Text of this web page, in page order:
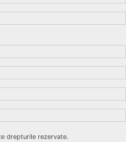
drepturile rezervate.